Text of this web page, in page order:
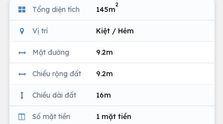
Tổng diện tích 145m
2
Vị trí Kiệt / Hẻm
Mặt đường 9.2m
Chiều rộng đất 9.2m
Chiều dài đất 16m
Số mặt tiền 1 mặt tiền